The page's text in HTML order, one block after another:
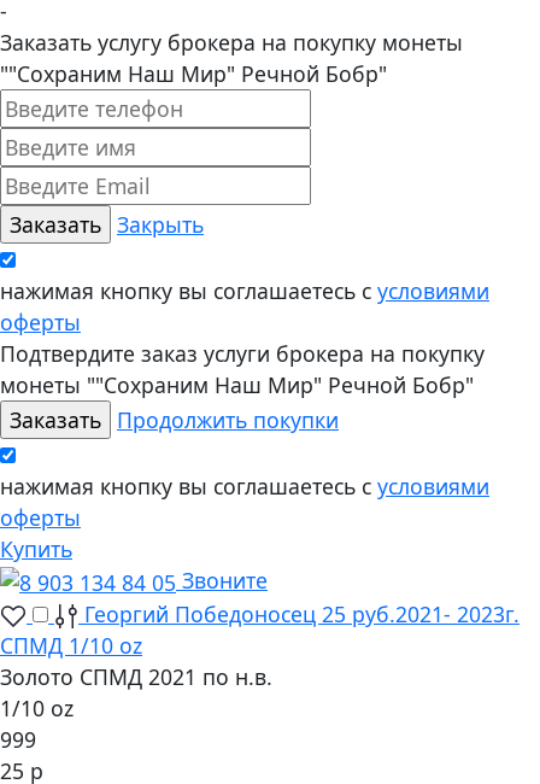
-
Заказать услугу брокера на покупку монеты
""Сохраним Наш Мир" Речной Бобр"
Закрыть
нажимая кнопку вы соглашаетесь с условиями
оферты
Подтвердите заказ услуги брокера на покупку
монеты ""Сохраним Наш Мир" Речной Бобр"
Продолжить покупки
нажимая кнопку вы соглашаетесь с условиями
оферты
Купить
Звоните
Георгий Победоносец 25 руб.2021- 2023г.
СПМД 1/10 oz
Золото СПМД 2021 по н.в.
1/10 oz
999
25 р